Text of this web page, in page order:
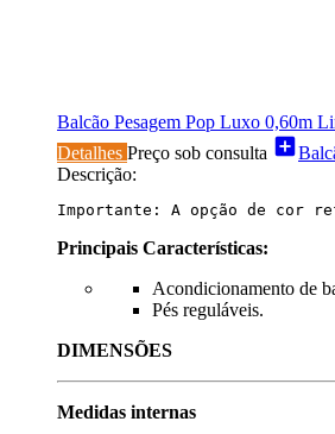
Balcão Pesagem Pop Luxo 0,60m
Detalhes Preço sob consulta add_box
Descrição:
Importante: A opção de cor
Principais Características:
Acondicionamento de
Pés reguláveis.
DIMENSÕES
Medidas